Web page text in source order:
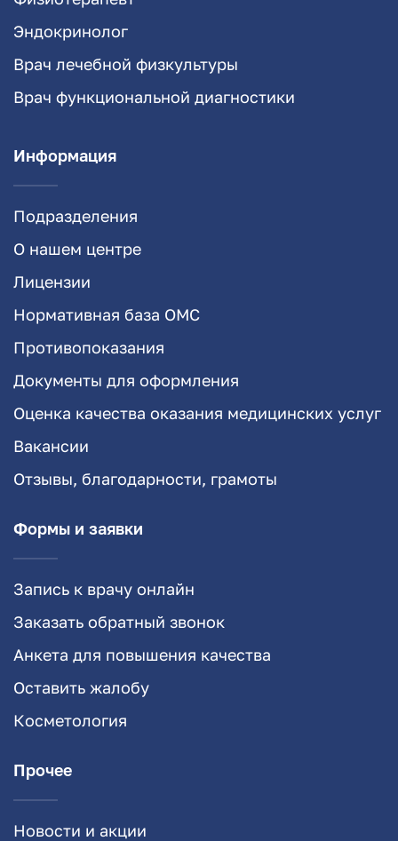
Эндокринолог
Врач лечебной физкультуры
Врач функциональной диагностики
Информация
Подразделения
О нашем центре
Лицензии
Нормативная база ОМС
Противопоказания
Документы для оформления
Оценка качества оказания медицинских услуг
Вакансии
Отзывы, благодарности, грамоты
Формы и заявки
Запись к врачу онлайн
Заказать обратный звонок
Анкета для повышения качества
Оставить жалобу
Косметология
Прочее
Новости и акции